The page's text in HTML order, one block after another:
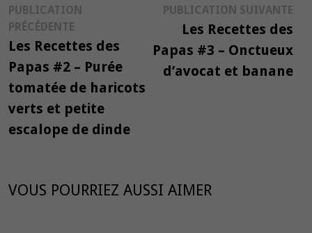
Navigation
de
l’article
PUBLICATION
PRÉCÉDENTE
précédente :
Les Recettes des
Papas #2 – Purée
tomatée de haricots
verts et petite
escalope de dinde
PUBLICATION SUIVANTE
Les Recettes des
Papas #3 – Onctueux
d’avocat et banane
VOUS POURRIEZ AUSSI AIMER